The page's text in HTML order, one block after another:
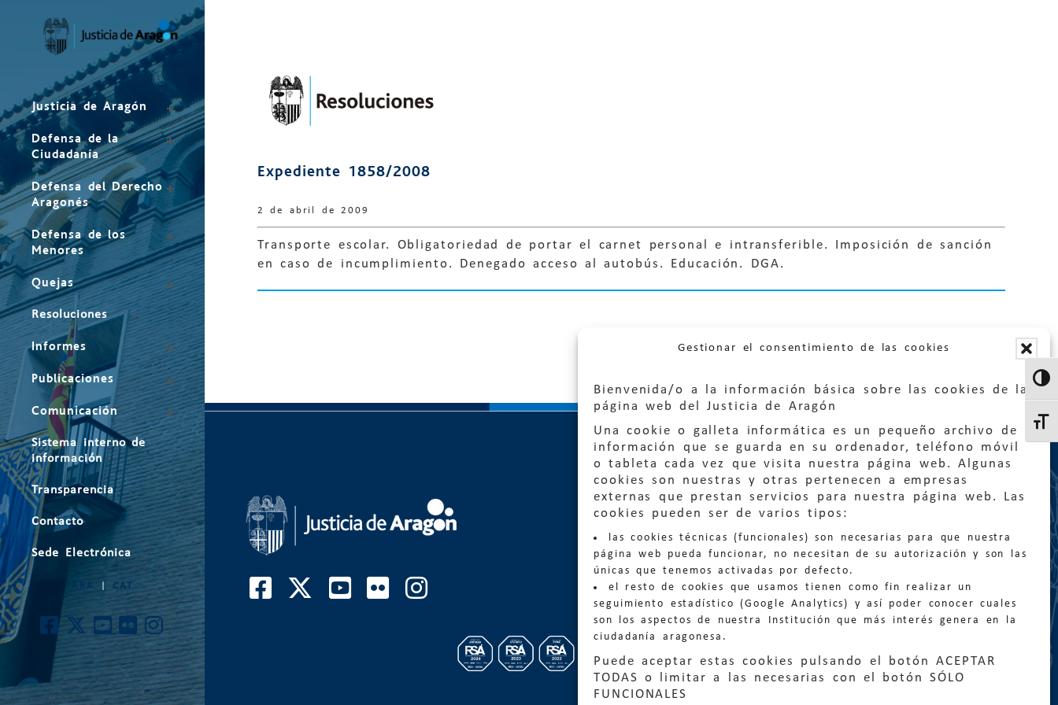
Gestionar el consentimiento de las cookies
Bienvenida/o a la información básica sobre las cookies de la
página web del Justicia de Aragón
Una cookie o galleta informática es un pequeño archivo de
información que se guarda en su ordenador, teléfono móvil
o tableta cada vez que visita nuestra página web. Algunas
cookies son nuestras y otras pertenecen a empresas
externas que prestan servicios para nuestra página web. Las
cookies pueden ser de varios tipos:
las cookies técnicas (funcionales) son necesarias para que nuestra
página web pueda funcionar, no necesitan de su autorización y son las
únicas que tenemos activadas por defecto.
el resto de cookies que usamos tienen como fin realizar un
seguimiento estadístico (Google Analytics) y así poder conocer cuales
son los aspectos de nuestra Institución que más interés genera en la
ciudadanía aragonesa.
Puede aceptar estas cookies pulsando el botón ACEPTAR
TODAS o limitar a las necesarias con el botón SÓLO
FUNCIONALES
Justicia de Aragón
Defensa de la
Ciudadanía
Defensa del Derecho
Aragonés
Defensa de los
Menores
Quejas
Resoluciones
Informes
Publicaciones
Comunicación
Sistema interno de
información
Transparencia
Contacto
Sede Electrónica
CAT
Expediente 1858/2008
2 de abril de 2009
Transporte escolar. Obligatoriedad de portar el carnet personal e intransferible. Imposición de sanción
en caso de incumplimiento. Denegado acceso al autobús. Educación. DGA.
Quejas:quejas@eljusticiadearagon.es
Información general:
informacion@eljusticiadearagon.es
Teléfonos: 900 210 210/ 976 399 354